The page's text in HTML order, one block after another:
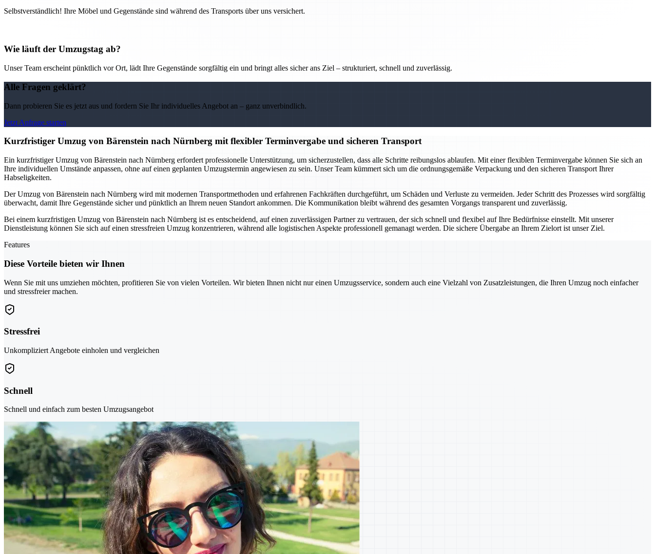
Selbstverständlich! Ihre Möbel und Gegenstände sind während des Transports über uns versichert.
Wie läuft der Umzugstag ab?
Unser Team erscheint pünktlich vor Ort, lädt Ihre Gegenstände sorgfältig ein und bringt alles sicher ans Ziel – strukturiert, schnell und zuverlässig.
Alle Fragen geklärt?
Dann probieren Sie es jetzt aus und fordern Sie Ihr individuelles Angebot an – ganz unverbindlich.
Jetzt Anfrage starten
Kurzfristiger Umzug von Bärenstein nach Nürnberg mit flexibler Terminvergabe und sicheren Transport
Ein kurzfristiger Umzug von Bärenstein nach Nürnberg erfordert professionelle Unterstützung, um sicherzustellen, dass alle Schritte reibungslos ablaufen. Mit einer flexiblen Terminvergabe können Sie sich an
Ihre individuellen Umstände anpassen, ohne auf einen geplanten Umzugstermin angewiesen zu sein. Unser Team kümmert sich um die ordnungsgemäße Verpackung und den sicheren Transport Ihrer
Habseligkeiten.
Der Umzug von Bärenstein nach Nürnberg wird mit modernen Transportmethoden und erfahrenen Fachkräften durchgeführt, um Schäden und Verluste zu vermeiden. Jeder Schritt des Prozesses wird sorgfältig
überwacht, damit Ihre Gegenstände sicher und pünktlich an Ihrem neuen Standort ankommen. Die Kommunikation bleibt während des gesamten Vorgangs transparent und zuverlässig.
Bei einem kurzfristigen Umzug von Bärenstein nach Nürnberg ist es entscheidend, auf einen zuverlässigen Partner zu vertrauen, der sich schnell und flexibel auf Ihre Bedürfnisse einstellt. Mit unserer
Dienstleistung können Sie sich auf einen stressfreien Umzug konzentrieren, während alle logistischen Aspekte professionell gemanagt werden. Die sichere Übergabe an Ihrem Zielort ist unser Ziel.
Features
Diese Vorteile bieten wir Ihnen
Wenn Sie mit uns umziehen möchten, profitieren Sie von vielen Vorteilen. Wir bieten Ihnen nicht nur einen Umzugsservice, sondern auch eine Vielzahl von Zusatzleistungen, die Ihren Umzug noch einfacher
und stressfreier machen.
Stressfrei
Unkompliziert Angebote einholen und vergleichen
Schnell
Schnell und einfach zum besten Umzugsangebot